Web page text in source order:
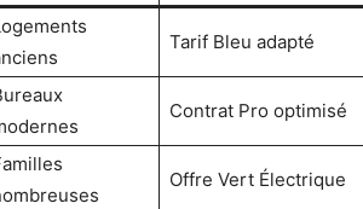
Tarif Bleu adapté
Contrat Pro optimisé
Offre Vert Électrique